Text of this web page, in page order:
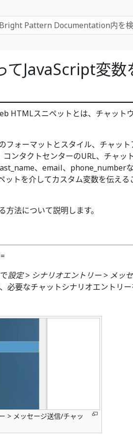
JavaScript変数
HTMLスニペットとは、チャット
フォーマットとスタイル、チャット
ンタクトセンターのURL、チャッ
、email、phone_number
トを介してカスタム変数を伝える
法について説明します。
設定 > シナリオエントリー > メッ
必要なチャットシナリオエントリ
> メッセージ送信/チャッ